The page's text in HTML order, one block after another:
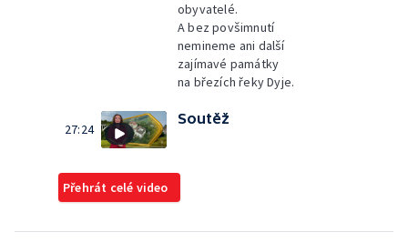
obyvatelé.
A bez povšimnutí
nemineme ani další
zajímavé památky
na březích řeky Dyje.
27:24
Soutěž
Přehrát celé video